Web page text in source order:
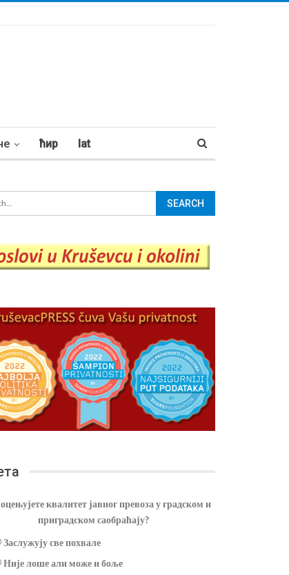
ћир lat
квалитет јавног превоза у градском и
приградском саобраћају?
Заслужују све похвале
Није лоше али може и боље